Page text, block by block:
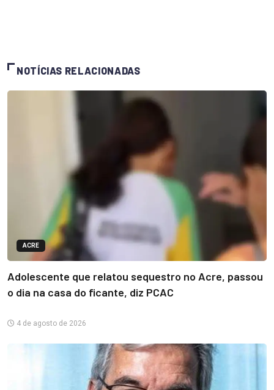
NOTÍCIAS RELACIONADAS
ACRE
Adolescente que relatou sequestro no Acre, passou
o dia na casa do ficante, diz PCAC
4 de agosto de 2026